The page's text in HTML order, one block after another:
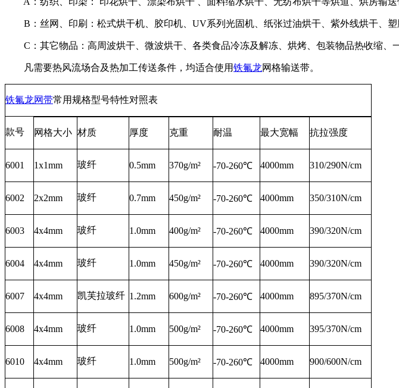
B：丝网、印刷：松式烘干机、胶印机、UV系列光固机、纸张过油烘干、紫外线烘干、塑
C：其它物品：高周波烘干、微波烘干、各类食品冷冻及解冻、烘烤、包装物品热收缩、
凡需要热风流场合及热加工传送条件，均适合使用铁氟龙网格输送带。
铁氟龙网带常用规格型号特性对照表
款号 网格大小 材质 厚度 克重 耐温 最大宽幅 抗拉强度
6001 1x1mm 玻纤 0.5mm 370g/m² -70-260℃ 4000mm 310/290N/cm
6002 2x2mm 玻纤 0.7mm 450g/m² -70-260℃ 4000mm 350/310N/cm
6003 4x4mm 玻纤 1.0mm 400g/m² -70-260℃ 4000mm 390/320N/cm
6004 4x4mm 玻纤 1.0mm 450g/m² -70-260℃ 4000mm 390/320N/cm
6007 4x4mm 凯芙拉玻纤 1.2mm 600g/m² -70-260℃ 4000mm 895/370N/cm
6008 4x4mm 玻纤 1.0mm 500g/m² -70-260℃ 4000mm 395/370N/cm
6010 4x4mm 玻纤 1.0mm 500g/m² -70-260℃ 4000mm 900/600N/cm